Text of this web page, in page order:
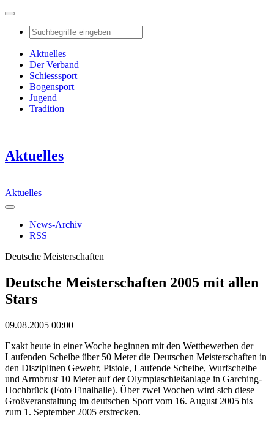
Aktuelles
Der Verband
Schiesssport
Bogensport
Jugend
Tradition
Aktuelles
Aktuelles
News-Archiv
RSS
Deutsche Meisterschaften
Deutsche Meisterschaften 2005 mit allen
Stars
09.08.2005 00:00
Exakt heute in einer Woche beginnen mit den Wettbewerben der
Laufenden Scheibe über 50 Meter die Deutschen Meisterschaften in
den Disziplinen Gewehr, Pistole, Laufende Scheibe, Wurfscheibe
und Armbrust 10 Meter auf der Olympiaschießanlage in Garching-
Hochbrück (Foto Finalhalle). Über zwei Wochen wird sich diese
Großveranstaltung im deutschen Sport vom 16. August 2005 bis
zum 1. September 2005 erstrecken.